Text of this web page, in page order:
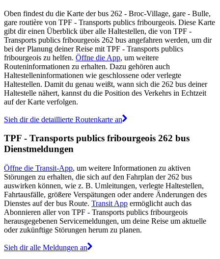
Oben findest du die Karte der bus 262 - Broc-Village, gare - Bulle,
gare routière von TPF - Transports publics fribourgeois. Diese Karte
gibt dir einen Überblick über alle Haltestellen, die von TPF -
Transports publics fribourgeois 262 bus angefahren werden, um dir
bei der Planung deiner Reise mit TPF - Transports publics
fribourgeois zu helfen. Öffne die App, um weitere
Routeninformationen zu erhalten. Dazu gehören auch
Haltestelleninformationen wie geschlossene oder verlegte
Haltestellen. Damit du genau weißt, wann sich die 262 bus deiner
Haltestelle nähert, kannst du die Position des Verkehrs in Echtzeit
auf der Karte verfolgen.
Sieh dir die detaillierte Routenkarte an
TPF - Transports publics fribourgeois 262 bus
Dienstmeldungen
Öffne die Transit-App, um weitere Informationen zu aktiven
Störungen zu erhalten, die sich auf den Fahrplan der 262 bus
auswirken können, wie z. B. Umleitungen, verlegte Haltestellen,
Fahrtausfälle, größere Verspätungen oder andere Änderungen des
Dienstes auf der bus Route. Transit App ermöglicht auch das
Abonnieren aller von TPF - Transports publics fribourgeois
herausgegebenen Servicemeldungen, um deine Reise um aktuelle
oder zukünftige Störungen herum zu planen.
Sieh dir alle Meldungen an